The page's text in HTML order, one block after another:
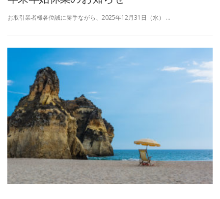
お取引業者様各位誠に勝手ながら、2025年12月31日（水） …